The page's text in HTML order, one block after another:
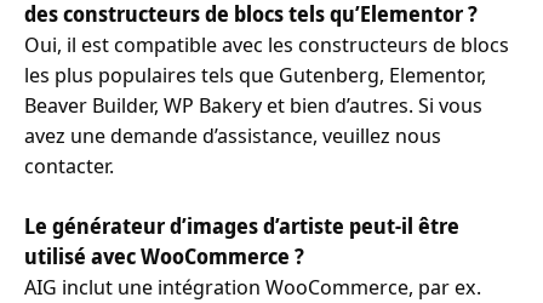
des constructeurs de blocs tels qu’Elementor ?
Oui, il est compatible avec les constructeurs de blocs
les plus populaires tels que Gutenberg, Elementor,
Beaver Builder, WP Bakery et bien d’autres. Si vous
avez une demande d’assistance, veuillez nous
contacter.
Le générateur d’images d’artiste peut-il être
utilisé avec WooCommerce ?
AIG inclut une intégration WooCommerce, par ex.